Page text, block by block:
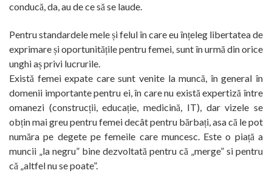
conducă, da, au de ce să se laude.
Pentru standardele mele și felul în care eu înțeleg libertatea de
exprimare și oportunitățile pentru femei, sunt în urmă din orice
unghi aș privi lucrurile.
Există femei expate care sunt venite la muncă, în general în
domenii importante pentru ei, în care nu există expertiză între
omanezi (construcții, educație, medicină, IT), dar vizele se
obțin mai greu pentru femei decât pentru bărbați, asa că le pot
număra pe degete pe femeile care muncesc. Este o piață a
muncii „la negru” bine dezvoltată pentru că „merge” si pentru
că „altfel nu se poate”.